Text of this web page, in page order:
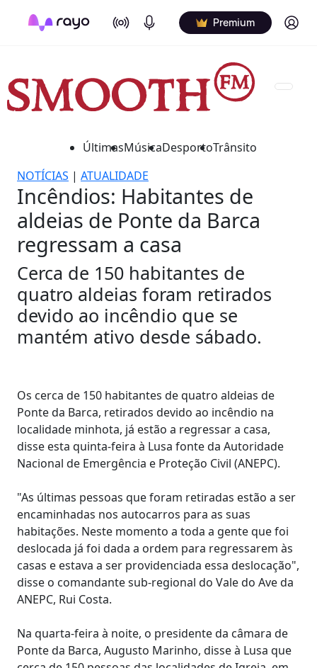
On Air Podcasts Premium Log in
ÚltimasMúsicaDesportoTrânsito
NOTÍCIAS | ATUALIDADE
Incêndios: Habitantes de
aldeias de Ponte da Barca
regressam a casa
Cerca de 150 habitantes de
quatro aldeias foram retirados
devido ao incêndio que se
mantém ativo desde sábado.
Os cerca de 150 habitantes de quatro aldeias de
Ponte da Barca, retirados devido ao incêndio na
localidade minhota, já estão a regressar a casa,
disse esta quinta-feira à Lusa fonte da Autoridade
Nacional de Emergência e Proteção Civil (ANEPC).
"As últimas pessoas que foram retiradas estão a ser
encaminhadas nos autocarros para as suas
habitações. Neste momento a toda a gente que foi
deslocada já foi dada a ordem para regressarem às
casas e estava a ser providenciada essa deslocação",
disse o comandante sub-regional do Vale do Ave da
ANEPC, Rui Costa.
Na quarta-feira à noite, o presidente da câmara de
Ponte da Barca, Augusto Marinho, disse à Lusa que